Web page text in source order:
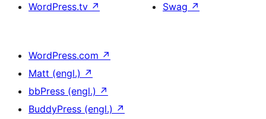
WordPress.tv ↗
Swag ↗
WordPress.com ↗
Matt (engl.) ↗
bbPress (engl.) ↗
BuddyPress (engl.) ↗